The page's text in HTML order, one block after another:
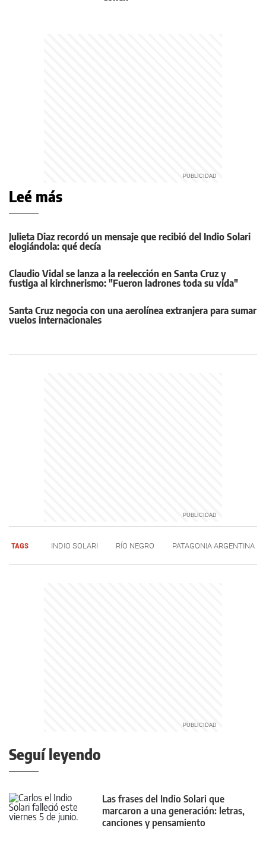
Leé más
Julieta Diaz recordó un mensaje que recibió del Indio Solari
elogiándola: qué decía
Claudio Vidal se lanza a la reelección en Santa Cruz y
fustiga al kirchnerismo: "Fueron ladrones toda su vida"
Santa Cruz negocia con una aerolínea extranjera para sumar
vuelos internacionales
TAGS INDIO SOLARI RÍO NEGRO PATAGONIA ARGENTINA
Seguí leyendo
Las frases del Indio Solari que
marcaron a una generación: letras,
canciones y pensamiento